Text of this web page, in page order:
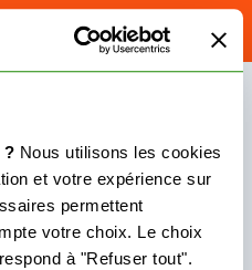
? Nous utilisons les cookies
et votre expérience sur
permettent
votre choix. Le choix
à "Refuser tout".
Se connecter
une participation
de transports
les offres de votre